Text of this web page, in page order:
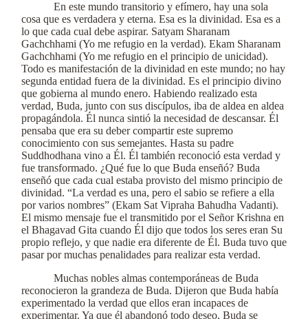
En este mundo transitorio y efímero, hay una sola
cosa que es verdadera y eterna. Esa es la divinidad. Esa es a
lo que cada cual debe aspirar. Satyam Sharanam
Gachchhami (Yo me refugio en la verdad). Ekam Sharanam
Gachchhami (Yo me refugio en el principio de unicidad).
Todo es manifestación de la divinidad en este mundo; no hay
segunda entidad fuera de la divinidad. Es el principio divino
que gobierna al mundo enero. Habiendo realizado esta
verdad, Buda, junto con sus discípulos, iba de aldea en aldea
propagándola. Él nunca sintió la necesidad de descansar. Él
pensaba que era su deber compartir este supremo
conocimiento con sus semejantes. Hasta su padre
Suddhodhana vino a Él. Él también reconoció esta verdad y
fue transformado. ¿Qué fue lo que Buda enseñó? Buda
enseñó que cada cual estaba provisto del mismo principio de
divinidad. “La verdad es una, pero el sabio se refiere a ella
por varios nombres” (Ekam Sat Vipraha Bahudha Vadanti).
El mismo mensaje fue el transmitido por el Señor Krishna en
el Bhagavad Gita cuando Él dijo que todos los seres eran Su
propio reflejo, y que nadie era diferente de Él. Buda tuvo que
pasar por muchas penalidades para realizar esta verdad.
Muchas nobles almas contemporáneas de Buda
reconocieron la grandeza de Buda. Dijeron que Buda había
experimentado la verdad que ellos eran incapaces de
experimentar. Ya que él abandonó todo deseo, Buda se